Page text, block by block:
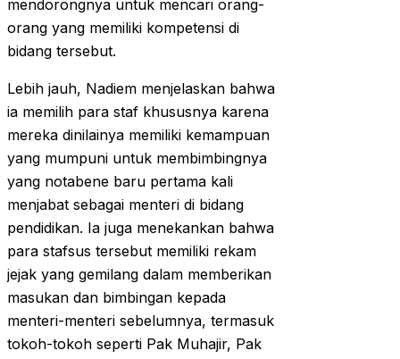
mendorongnya untuk mencari orang-
orang yang memiliki kompetensi di
bidang tersebut.
Lebih jauh, Nadiem menjelaskan bahwa
ia memilih para staf khususnya karena
mereka dinilainya memiliki kemampuan
yang mumpuni untuk membimbingnya
yang notabene baru pertama kali
menjabat sebagai menteri di bidang
pendidikan. Ia juga menekankan bahwa
para stafsus tersebut memiliki rekam
jejak yang gemilang dalam memberikan
masukan dan bimbingan kepada
menteri-menteri sebelumnya, termasuk
tokoh-tokoh seperti Pak Muhajir, Pak